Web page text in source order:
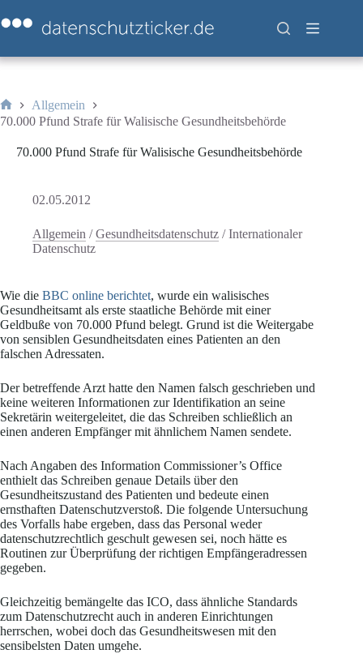
Inhalt
springen
Start
Allgemein
70.000 Pfund Strafe für Walisische Gesundheitsbehörde
70.000 Pfund Strafe für Walisische Gesundheitsbehörde
02.05.2012
Allgemein /Gesundheitsdatenschutz /Internationaler
Datenschutz
Wie die BBC online berichtet, wurde ein walisisches
Gesundheitsamt als erste staatliche Behörde mit einer
Geldbuße von 70.000 Pfund belegt. Grund ist die Weitergabe
von sensiblen Gesundheitsdaten eines Patienten an den
falschen Adressaten.
Der betreffende Arzt hatte den Namen falsch geschrieben und
keine weiteren Informationen zur Identifikation an seine
Sekretärin weitergeleitet, die das Schreiben schließlich an
einen anderen Empfänger mit ähnlichem Namen sendete.
Nach Angaben des Information Commissioner’s Office
enthielt das Schreiben genaue Details über den
Gesundheitszustand des Patienten und bedeute einen
ernsthaften Datenschutzverstoß. Die folgende Untersuchung
des Vorfalls habe ergeben, dass das Personal weder
datenschutzrechtlich geschult gewesen sei, noch hätte es
Routinen zur Überprüfung der richtigen Empfängeradressen
gegeben.
Gleichzeitig bemängelte das ICO, dass ähnliche Standards
zum Datenschutzrecht auch in anderen Einrichtungen
herrschen, wobei doch das Gesundheitswesen mit den
sensibelsten Daten umgehe.